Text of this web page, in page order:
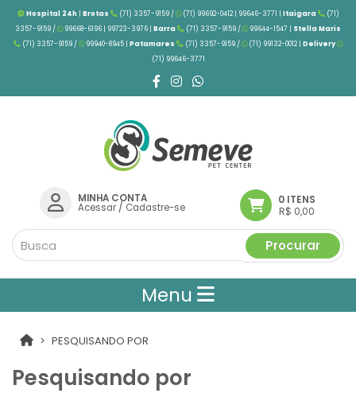
Hospital 24h| Brotas (71) 3357-9159 / (71) 99692-0412 | 99646-3771 | Itaigara
(71)
3357-9159 /
99668-6196 | 99723-3976 | Barra (71) 3357-9159 / 99644-1547 | Stella Maris
(71) 3357-9159 /
99940-8945 | Patamares (71) 3357-9159 / (71) 99132-0012 | Delivery
(71) 99646-3771
MINHA CONTA
Acessar/ Cadastre-se
0 ITENS
R$ 0,00
Procurar
Menu
PESQUISANDO POR
Pesquisando por